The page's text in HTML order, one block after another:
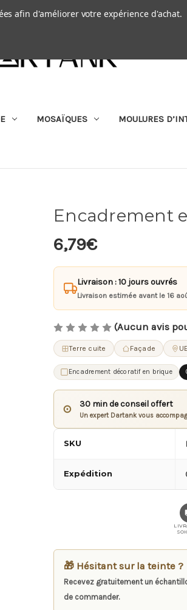
| RECHERCHER
MOSAÏQUES MOULURES
Encadrement
6,79€
Livraison : 10 jours ouvrés
Livraison estimée avant le 16
(Aucun avis
Terre cuite Façade UE
Encadrement décoratif en brique
⊙ 30 min de conseil offert
Un expert Dartank vous
SKU
Expédition
🎁 Hésitant sur la teinte ?
Recevez gratuitement un
de commander.
afin d'améliorer votre expérience d'achat.